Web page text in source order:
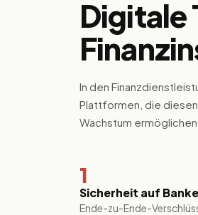
Digitale
In den
Plattformen, die
Wachstum ermöglichen.
1
Sicherheit auf
Ende-zu-Ende-